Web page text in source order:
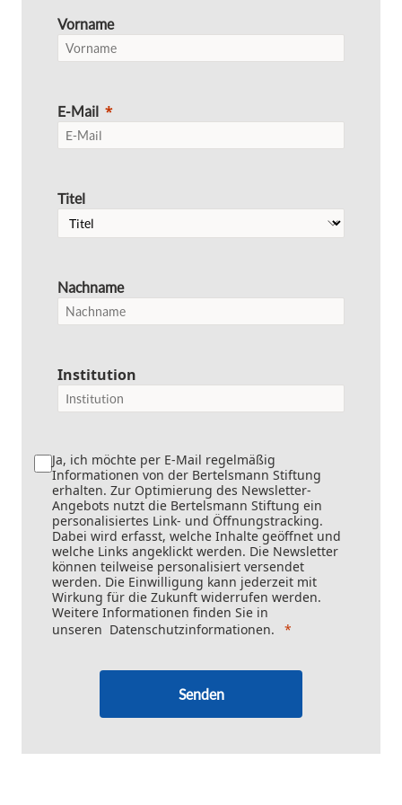
Vorname
E-Mail
Titel
Nachname
Institution
Ja, ich möchte per E-Mail regelmäßig
Informationen von der Bertelsmann Stiftung
erhalten. Zur Optimierung des Newsletter-
Angebots nutzt die Bertelsmann Stiftung ein
personalisiertes Link- und Öffnungstracking.
Dabei wird erfasst, welche Inhalte geöffnet und
welche Links angeklickt werden. Die Newsletter
können teilweise personalisiert versendet
werden. Die Einwilligung kann jederzeit mit
Wirkung für die Zukunft widerrufen werden.
Weitere Informationen finden Sie in
unseren Datenschutzinformationen.
Senden